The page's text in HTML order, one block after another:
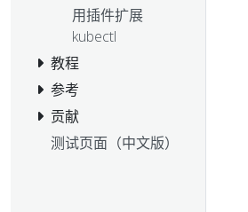
用插件扩展
kubectl
教程
参考
贡献
测试页面（中文版）